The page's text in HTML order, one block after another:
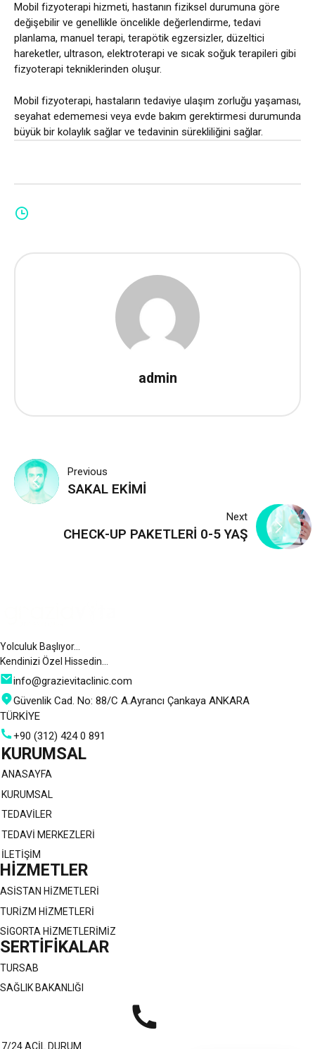
Mobil fizyoterapi hizmeti, hastanın fiziksel durumuna göre
değişebilir ve genellikle öncelikle değerlendirme, tedavi
planlama, manuel terapi, terapötik egzersizler, düzeltici
hareketler, ultrason, elektroterapi ve sıcak soğuk terapileri gibi
fizyoterapi tekniklerinden oluşur.
Mobil fizyoterapi, hastaların tedaviye ulaşım zorluğu yaşaması,
seyahat edememesi veya evde bakım gerektirmesi durumunda
büyük bir kolaylık sağlar ve tedavinin sürekliliğini sağlar.
admin
Yazı
gezinmesi
Previous
SAKAL EKİMİ
Next
CHECK-UP PAKETLERİ 0-5 YAŞ
Yolculuk Başlıyor…
Kendinizi Özel Hissedin…
info@grazievitaclinic.com
Güvenlik Cad. No: 88/C A.Ayrancı Çankaya ANKARA
TÜRKİYE
+90 (312) 424 0 891
KURUMSAL
ANASAYFA
KURUMSAL
TEDAVİLER
TEDAVİ MERKEZLERİ
İLETİŞİM
HİZMETLER
ASİSTAN HİZMETLERİ
TURİZM HİZMETLERİ
SİGORTA HİZMETLERİMİZ
SERTİFİKALAR
TURSAB
SAĞLIK BAKANLIĞI
7/24 ACİL DURUM